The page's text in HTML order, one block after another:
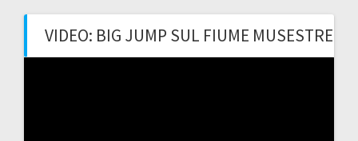
VIDEO: BIG JUMP SUL FIUME MUSESTRE